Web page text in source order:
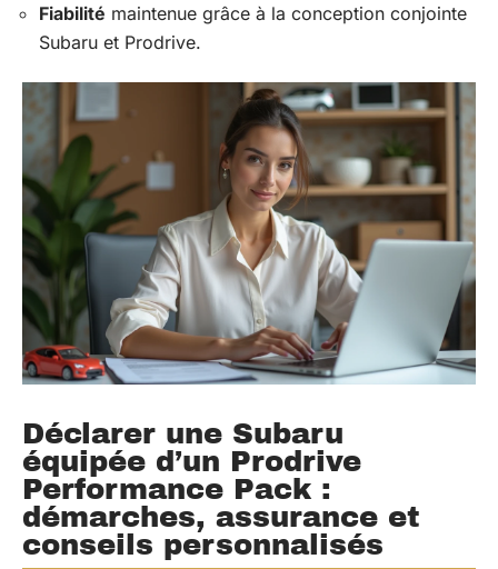
Fiabilité maintenue grâce à la conception conjointe
Subaru et Prodrive.
Déclarer une Subaru
équipée d’un Prodrive
Performance Pack :
démarches, assurance et
conseils personnalisés